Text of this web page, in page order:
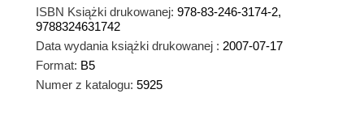
ISBN Książki drukowanej: 978-83-246-3174-2,
9788324631742
Data wydania książki drukowanej : 2007-07-17
Format: B5
Numer z katalogu: 5925